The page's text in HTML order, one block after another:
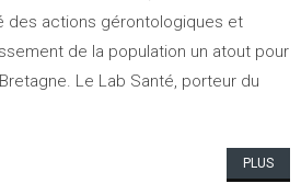
des actions gérontologiques et
de la population un atout pour
Le Lab Santé, porteur du
PLUS